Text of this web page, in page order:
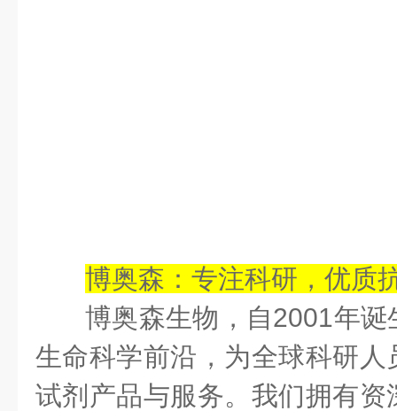
博奥森：专注科研，优质
博奥森生物，自2001年诞
生命科学前沿，为全球科研
试剂产品与服务。我们拥有